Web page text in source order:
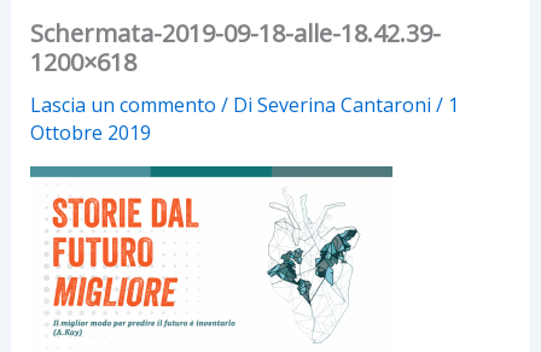
Schermata-2019-09-18-alle-18.42.39-
1200×618
Lascia un commento / Di Severina Cantaroni / 1
Ottobre 2019